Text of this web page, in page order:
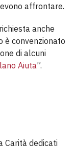
affrontare.
anche
è convenzionato
di alcuni
Aiuta”.
Carità dedicati